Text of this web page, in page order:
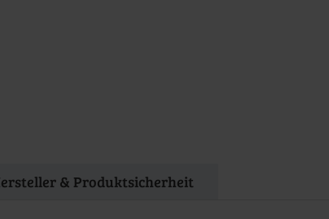
& Produktsicherheit